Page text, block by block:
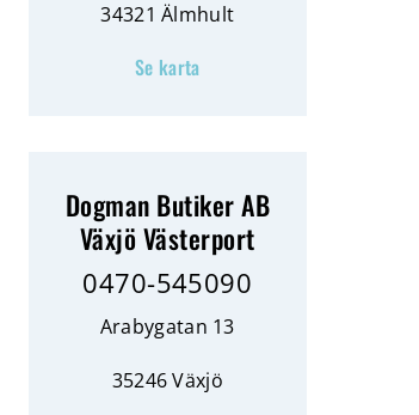
34321 Älmhult
Se karta
Dogman Butiker AB
Växjö Västerport
0470-545090
Arabygatan 13
35246 Växjö